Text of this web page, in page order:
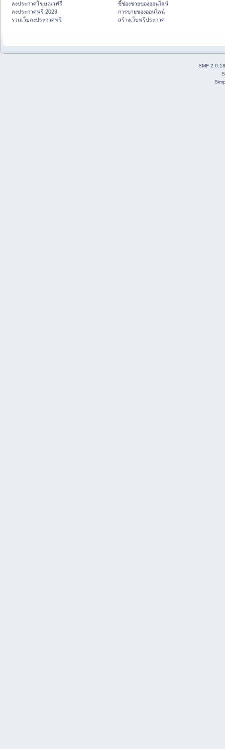
ลงประกาศโฆษณาฟรี
ลงประกาศฟรี 2023
รวมเว็บลงประกาศฟรี
ชี้ช่องขายของออนไลน์
การขายของออนไลน์
สร้างเว็บฟรีประกาศ
SMF 2.0.18